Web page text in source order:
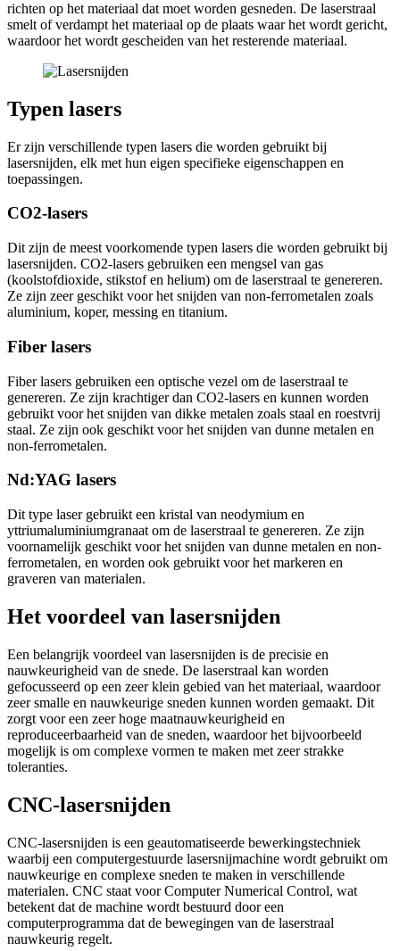
richten op het materiaal dat moet worden gesneden. De laserstraal
smelt of verdampt het materiaal op de plaats waar het wordt gericht,
waardoor het wordt gescheiden van het resterende materiaal.
Typen lasers
Er zijn verschillende typen lasers die worden gebruikt bij
lasersnijden, elk met hun eigen specifieke eigenschappen en
toepassingen.
CO2-lasers
Dit zijn de meest voorkomende typen lasers die worden gebruikt bij
lasersnijden. CO2-lasers gebruiken een mengsel van gas
(koolstofdioxide, stikstof en helium) om de laserstraal te genereren.
Ze zijn zeer geschikt voor het snijden van non-ferrometalen zoals
aluminium, koper, messing en titanium.
Fiber lasers
Fiber lasers gebruiken een optische vezel om de laserstraal te
genereren. Ze zijn krachtiger dan CO2-lasers en kunnen worden
gebruikt voor het snijden van dikke metalen zoals staal en roestvrij
staal. Ze zijn ook geschikt voor het snijden van dunne metalen en
non-ferrometalen.
Nd:YAG lasers
Dit type laser gebruikt een kristal van neodymium en
yttriumaluminiumgranaat om de laserstraal te genereren. Ze zijn
voornamelijk geschikt voor het snijden van dunne metalen en non-
ferrometalen, en worden ook gebruikt voor het markeren en
graveren van materialen.
Het voordeel van lasersnijden
Een belangrijk voordeel van lasersnijden is de precisie en
nauwkeurigheid van de snede. De laserstraal kan worden
gefocusseerd op een zeer klein gebied van het materiaal, waardoor
zeer smalle en nauwkeurige sneden kunnen worden gemaakt. Dit
zorgt voor een zeer hoge maatnauwkeurigheid en
reproduceerbaarheid van de sneden, waardoor het bijvoorbeeld
mogelijk is om complexe vormen te maken met zeer strakke
toleranties.
CNC-lasersnijden
CNC-lasersnijden is een geautomatiseerde bewerkingstechniek
waarbij een computergestuurde lasersnijmachine wordt gebruikt om
nauwkeurige en complexe sneden te maken in verschillende
materialen. CNC staat voor Computer Numerical Control, wat
betekent dat de machine wordt bestuurd door een
computerprogramma dat de bewegingen van de laserstraal
nauwkeurig regelt.